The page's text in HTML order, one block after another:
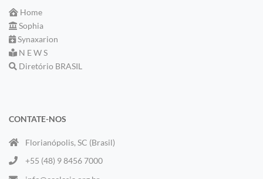
Home
Sophia
Synaxarion
N E W S
Diretório BRASIL
CONTATE-NOS
Florianópolis, SC (Brasil)
+55 (48) 9 8456 7000